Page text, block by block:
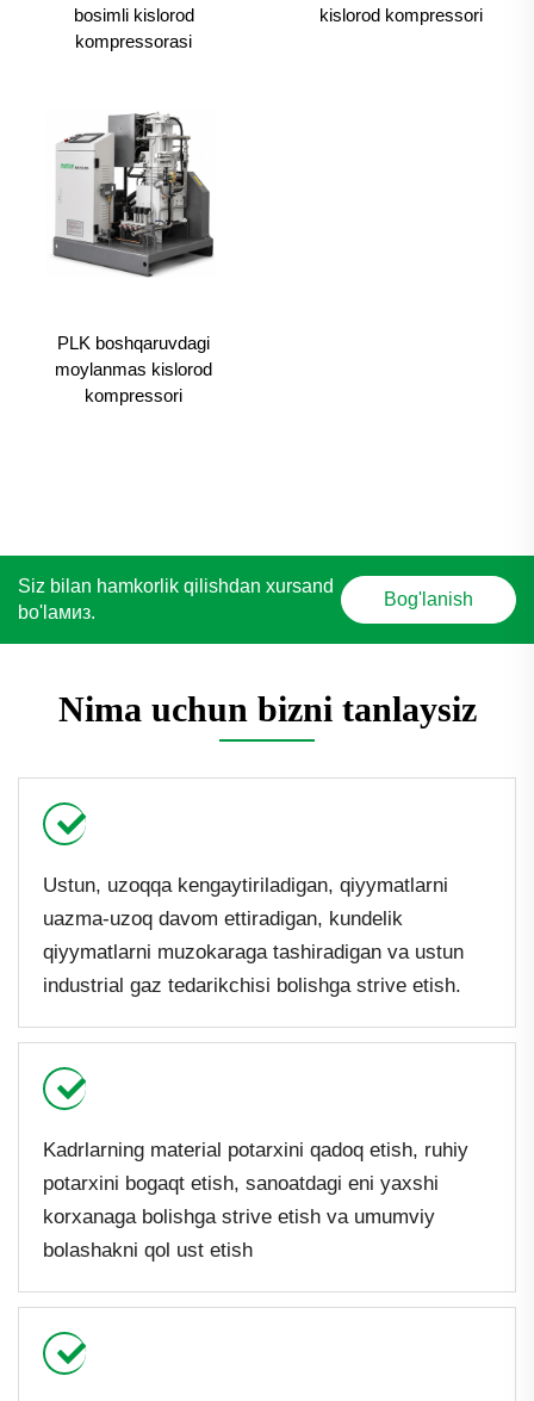
bosimli kislorod
kompressorasi
kislorod kompressori
PLK boshqaruvdagi
moylanmas kislorod
kompressori
Siz bilan hamkorlik qilishdan xursand
bo'lамиз.
Bog'lanish
Nima uchun bizni tanlaysiz
Ustun, uzoqqa kengaytiriladigan, qiyymatlarni
uazma-uzoq davom ettiradigan, kundelik
qiyymatlarni muzokaraga tashiradigan va ustun
industrial gaz tedarikchisi bolishga strive etish.
Kadrlarning material potarxini qadoq etish, ruhiy
potarxini bogaqt etish, sanoatdagi eni yaxshi
korxanaga bolishga strive etish va umumviy
bolashakni qol ust etish